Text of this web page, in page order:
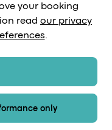
keyboard_arrow_down
your booking
read our privacy
.
only